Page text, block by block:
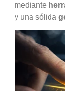
mediante
y una sólida